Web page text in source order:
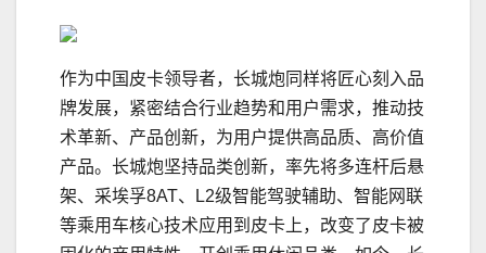
作为中国皮卡领导者，长城炮同样将匠心刻入品
牌发展，紧密结合行业趋势和用户需求，推动技
术革新、产品创新，为用户提供高品质、高价值
产品。长城炮坚持品类创新，率先将多连杆后悬
架、采埃孚8AT、L2级智能驾驶辅助、智能网联
等乘用车核心技术应用到皮卡上，改变了皮卡被